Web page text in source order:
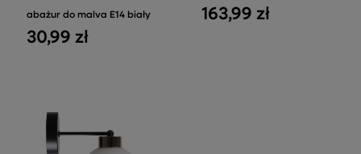
abażur do malva E14 biały
30,99 zł
163,99 zł